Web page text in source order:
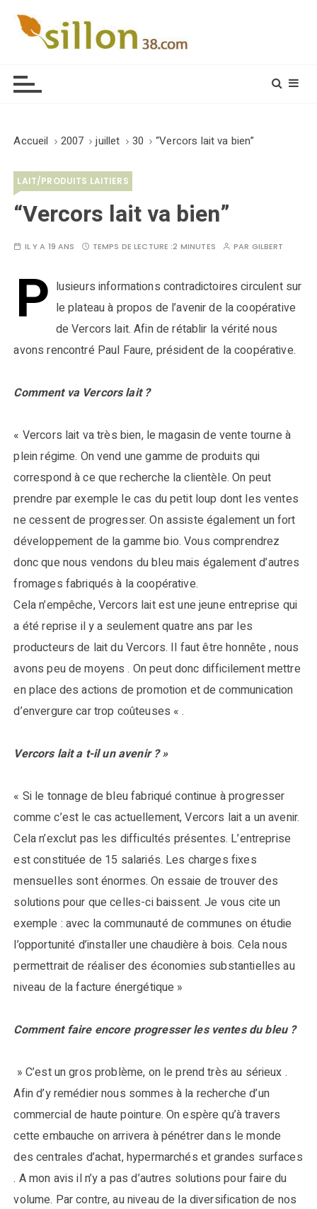
Accueil 2007 juillet 30 “Vercors lait va bien”
LAIT/PRODUITS LAITIERS
“Vercors lait va bien”
IL Y A 19 ANS TEMPS DE LECTURE :2 MINUTES PAR GILBERT
P lusieurs informations contradictoires circulent sur
le plateau à propos de l’avenir de la coopérative
de Vercors lait. Afin de rétablir la vérité nous
avons rencontré Paul Faure, président de la coopérative.
Comment va Vercors lait ?
« Vercors lait va très bien, le magasin de vente tourne à
plein régime. On vend une gamme de produits qui
correspond à ce que recherche la clientèle. On peut
prendre par exemple le cas du petit loup dont les ventes
ne cessent de progresser. On assiste également un fort
développement de la gamme bio. Vous comprendrez
donc que nous vendons du bleu mais également d’autres
fromages fabriqués à la coopérative.
Cela n’empêche, Vercors lait est une jeune entreprise qui
a été reprise il y a seulement quatre ans par les
producteurs de lait du Vercors. Il faut être honnête , nous
avons peu de moyens . On peut donc difficilement mettre
en place des actions de promotion et de communication
d’envergure car trop coûteuses « .
Vercors lait a t-il un avenir ? »
« Si le tonnage de bleu fabriqué continue à progresser
comme c’est le cas actuellement, Vercors lait a un avenir.
Cela n’exclut pas les difficultés présentes. L’entreprise
est constituée de 15 salariés. Les charges fixes
mensuelles sont énormes. On essaie de trouver des
solutions pour que celles-ci baissent. Je vous cite un
exemple : avec la communauté de communes on étudie
l’opportunité d’installer une chaudière à bois. Cela nous
permettrait de réaliser des économies substantielles au
niveau de la facture énergétique »
Comment faire encore progresser les ventes du bleu ?
» C’est un gros problème, on le prend très au sérieux .
Afin d’y remédier nous sommes à la recherche d’un
commercial de haute pointure. On espère qu’à travers
cette embauche on arrivera à pénétrer dans le monde
des centrales d’achat, hypermarchés et grandes surfaces
. A mon avis il n’y a pas d’autres solutions pour faire du
volume. Par contre, au niveau de la diversification de nos